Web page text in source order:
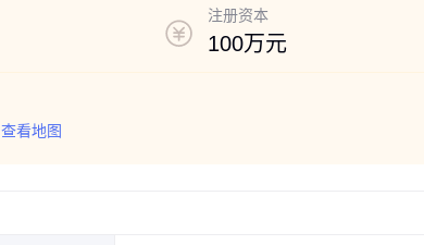
注册资本
100万元
查看地图